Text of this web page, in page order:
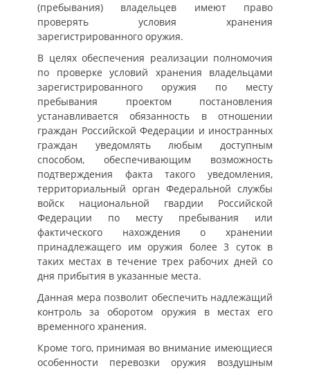
(пребывания) владельцев имеют право
проверять условия хранения
зарегистрированного оружия.
В целях обеспечения реализации полномочия
по проверке условий хранения владельцами
зарегистрированного оружия по месту
пребывания проектом постановления
устанавливается обязанность в отношении
граждан Российской Федерации и иностранных
граждан уведомлять любым доступным
способом, обеспечивающим возможность
подтверждения факта такого уведомления,
территориальный орган Федеральной службы
войск национальной гвардии Российской
Федерации по месту пребывания или
фактического нахождения о хранении
принадлежащего им оружия более 3 суток в
таких местах в течение трех рабочих дней со
дня прибытия в указанные места.
Данная мера позволит обеспечить надлежащий
контроль за оборотом оружия в местах его
временного хранения.
Кроме того, принимая во внимание имеющиеся
особенности перевозки оружия воздушным